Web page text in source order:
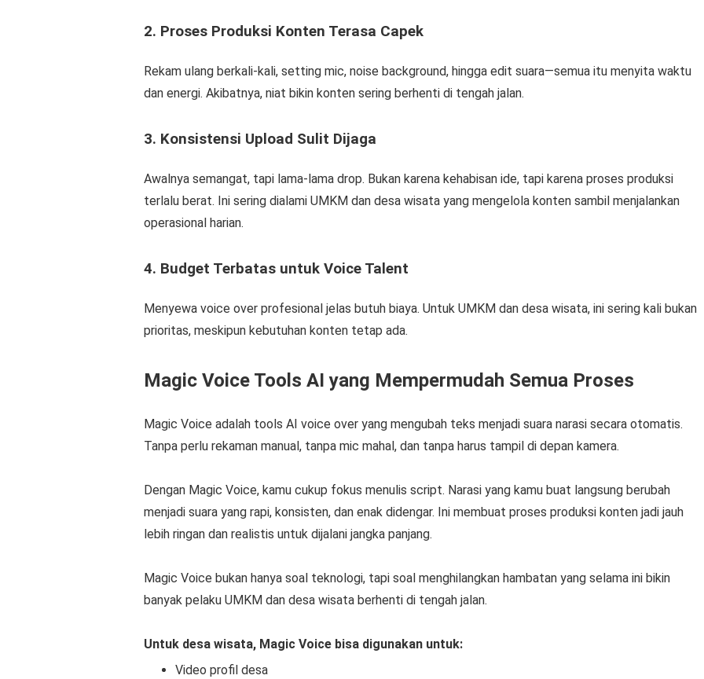
2. Proses Produksi Konten Terasa Capek
Rekam ulang berkali-kali, setting mic, noise background, hingga edit suara—semua itu menyita waktu
dan energi. Akibatnya, niat bikin konten sering berhenti di tengah jalan.
3. Konsistensi Upload Sulit Dijaga
Awalnya semangat, tapi lama-lama drop. Bukan karena kehabisan ide, tapi karena proses produksi
terlalu berat. Ini sering dialami UMKM dan desa wisata yang mengelola konten sambil menjalankan
operasional harian.
4. Budget Terbatas untuk Voice Talent
Menyewa voice over profesional jelas butuh biaya. Untuk UMKM dan desa wisata, ini sering kali bukan
prioritas, meskipun kebutuhan konten tetap ada.
Magic Voice Tools AI yang Mempermudah Semua Proses
Magic Voice adalah tools AI voice over yang mengubah teks menjadi suara narasi secara otomatis.
Tanpa perlu rekaman manual, tanpa mic mahal, dan tanpa harus tampil di depan kamera.
Dengan Magic Voice, kamu cukup fokus menulis script. Narasi yang kamu buat langsung berubah
menjadi suara yang rapi, konsisten, dan enak didengar. Ini membuat proses produksi konten jadi jauh
lebih ringan dan realistis untuk dijalani jangka panjang.
Magic Voice bukan hanya soal teknologi, tapi soal menghilangkan hambatan yang selama ini bikin
banyak pelaku UMKM dan desa wisata berhenti di tengah jalan.
Untuk desa wisata, Magic Voice bisa digunakan untuk:
Video profil desa